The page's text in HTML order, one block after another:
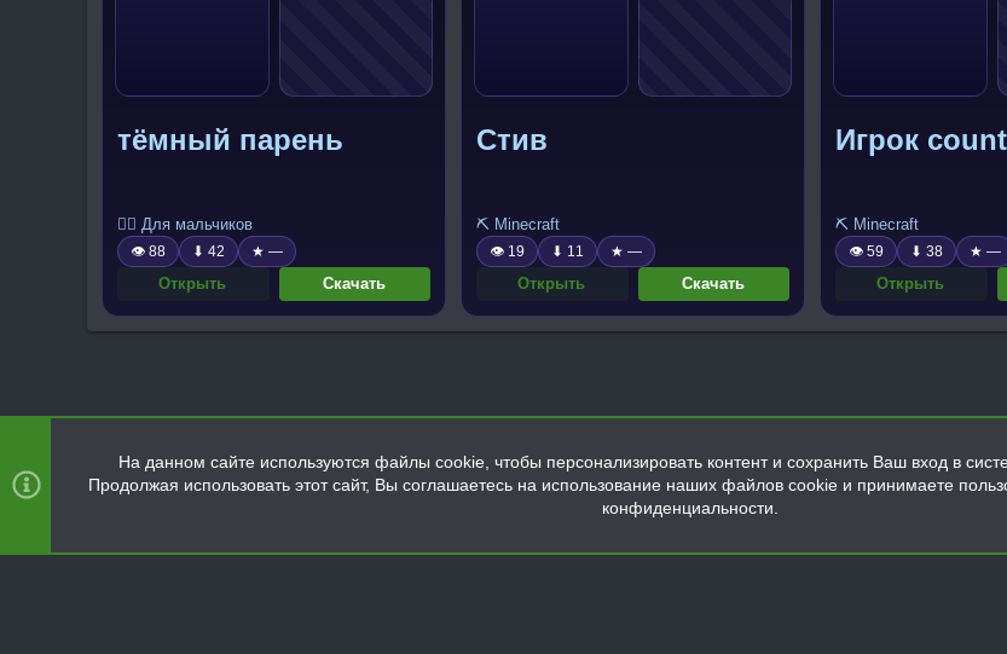
тёмный парень
🧍‍♂️ Для мальчиков
👁 88 ⬇ 42 ★ —
Открыть Скачать
Стив
⛏️ Minecraft
👁 19 ⬇ 11 ★ —
Открыть Скачать
Игрок
⛏️ Minecraft
👁 59 ⬇ 38 ★ —
Открыть
На данном сайте используются файлы cookie, чтобы персонализировать контент и сохранить Ваш вход в
Продолжая использовать этот сайт, Вы соглашаетесь на использование наших файлов cookie и принимаете
конфиденциальности.